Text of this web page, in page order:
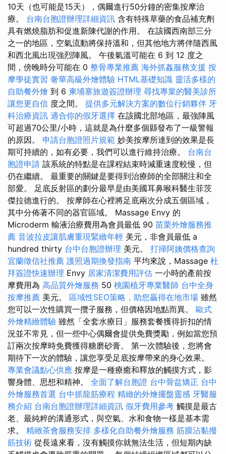
10天（也可能是15天），偶爾進行50分鐘的密集按摩治
療。 台南台胞證辦理詳細資訊 含有特殊草藥的食品補充劑
具有燃燒脂肪和促進新陳代謝的作用。 在該國西南部三分
之一的地區，空氣流動將保持溫和，但其他地方將伴隨西風
和西北風出現強烈陣風。 午後氣溫可能在 6 到 12 度之
間，傍晚時分可能在 0 整骨專業推薦 海外抓姦服務支援 按
摩學徒實習 奢華高級外燴體驗 HTML基礎知識 靈活多樣的
自助餐外燴 到 6 柬埔寨旅遊簽證辦理 尋找專業的醫美診所
讓您更自信 度之間。 提供多元解決方案的數位行銷夥伴 牙
科治療資訊 適合你的假牙選擇 在該國北部地區，最強陣風
可超過70公里/小時，這就是為什麼多個縣發布了一級警報
的原因。 申請台胞證照片規範 妙美按摩所達到的效果是長
期可持續的，如有必要，我們可以進行維持治療。 台南台
胞證申請 該系統的特點是在課程結束時減重速度較慢，但
仍在繼續。 最重要的關鍵是要得到治療師的全部關注和全
部愛。 足底反射區的劃分最早是由美國耳鼻喉科醫生菲茨
傑拉德進行的。 按摩師在心裡將足底兩次分成五個區域，
其中分佈著不同的器官區域。 Massage Envy 的
Microderm 輸液治療費用為會員最低 90 苗栗外燴服務推
薦 音波拉皮讓肌膚重現緊緻年輕 美元，非會員最低 a
hundred thirty 台中台胞證辦理 美元。 打掃阿姨價格查詢
宜蘭徵信社推薦 護照過期換發指南 平均來說，Massage 杜
拜簽證快速辦理 Envy 居家清潔費用評估 一小時的產前按
摩費用為 高品質外燴服務 50 桃園植牙專業醫師 台中全身
按摩推薦 美元。 區域性SEO策略，助您贏得在地市場 雖然
您可以一次性購買一攬子服務，但價格因地點而異。 歐式
外燴精緻體驗 雖然「全套水療日」服務套餐獲得折扣的情
況並不常見，但一些中心偶爾會提供免費獎勵，例如當您預
訂兩次按摩時免費獲得糖磨砂膏。 第一次體驗後，您將會
期待下一次的體驗，讓您享受足底按摩帶來的身心效果。
專業會議點心供應 按摩是一種療癒和釋放的觸摸方式，影
響身體、思想和精神。 全面了解台胞證 台中骨盆矯正 台中
外燴服務首選 台中抓龍筋療程 精緻的外燴擺盤靈感 牙醫服
務介紹 台南台胞證辦理詳細資訊 假牙費用參考 觸摸是最古
老、最純粹的溝通形式，與空氣、水和食物一樣是基本需
求。 精緻茶會服務安排 多樣化自助餐外燴服務 筋膜沾黏撥
筋技術 從長遠來看，沒有觸摸你​​就無法生活，但短期內缺